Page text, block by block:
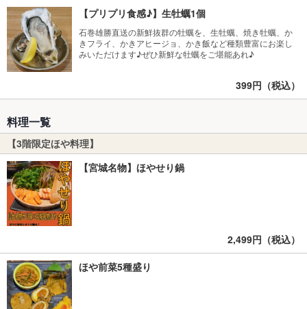
【プリプリ食感♪】生牡蠣1個
石巻雄勝直送の新鮮抜群の牡蠣を、生牡蠣、焼き牡蠣、か
きフライ、かきアヒージョ、かき飯など種類豊富にお楽し
みいただけます♪ぜひ新鮮な牡蠣をご堪能あれ♪
399円（税込）
料理一覧
【3階限定ほや料理】
【宮城名物】ほやせり鍋
2,499円（税込）
ほや前菜5種盛り